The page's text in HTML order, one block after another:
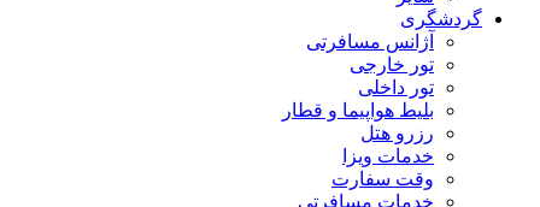
گردشگری
آژانس مسافرتی
تور خارجی
تور داخلی
بلیط هواپیما و قطار
رزرو هتل
خدمات ویزا
وقت سفارت
خدمات مسافرتی